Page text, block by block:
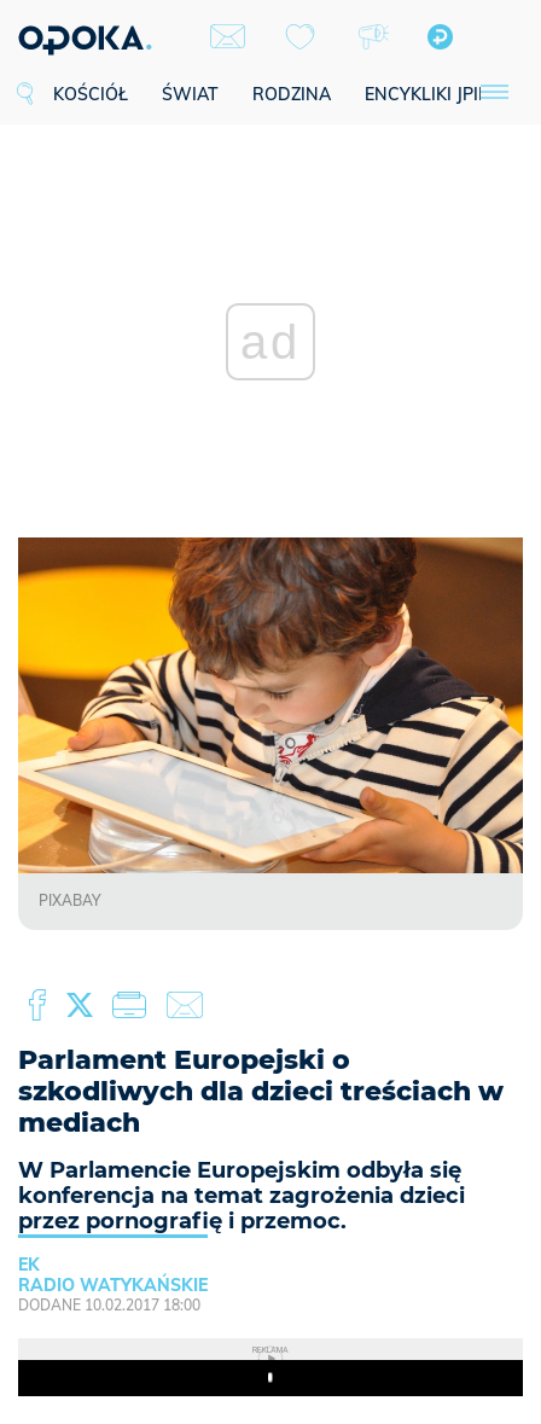
KOŚCIÓŁ ŚWIAT RODZINA ENCYKLIKI JPII
ad
PIXABAY
Parlament Europejski o
szkodliwych dla dzieci treściach w
mediach
W Parlamencie Europejskim odbyła się
konferencja na temat zagrożenia dzieci
przez pornografię i przemoc.
EK
RADIO WATYKAŃSKIE
DODANE 10.02.2017 18:00
REKLAMA
Play